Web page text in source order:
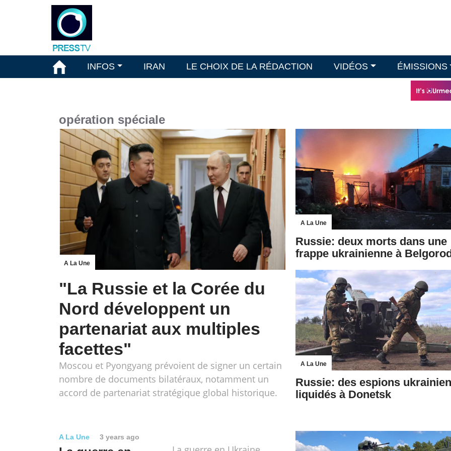
INFOS IRAN LE CHOIX DE LA RÉDACTION VIDÉOS ÉMISSIONS
opération spéciale
A La Une
"La Russie et la Corée du
Nord développent un
partenariat aux multiples
facettes"
Moscou et Pyongyang prévoient de signer un certain
nombre de documents bilatéraux, notamment un
accord de partenariat stratégique global historique.
A La Une
Russie: deux morts dans une
frappe ukrainienne à
A La Une
Russie: des espions
liquidés à Donetsk
A La Une 3 years ago